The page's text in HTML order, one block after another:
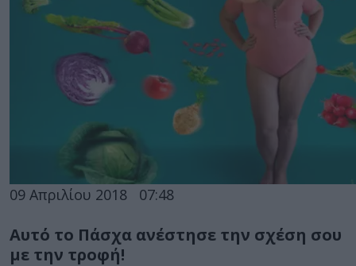
09 Απριλίου 2018 07:48
Αυτό το Πάσχα ανέστησε την σχέση σου
με την τροφή!